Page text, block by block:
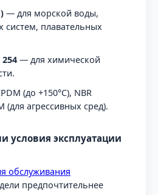
— для морской воды,
систем, плавательных
— для химической
(до +150°C), NBR
(для агрессивных сред).
условия эксплуатации
обслуживания
предпочтительнее